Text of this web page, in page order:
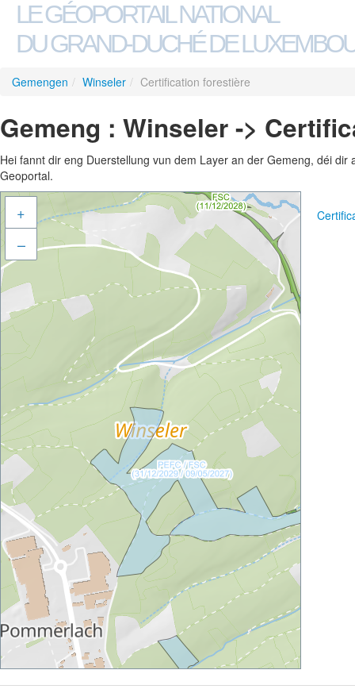
LE GÉOPORTAIL NATIONAL
DU GRAND-DUCHÉ DE
Gemengen / Winseler / Certification forestière
Gemeng : Winseler ->
Hei fannt dir eng Duerstellung vun dem Layer an der Gemeng, déi
Geoportal.
+
–